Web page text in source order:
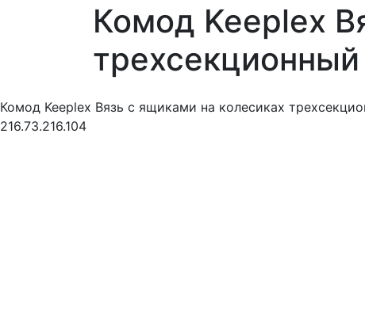
Комод Keeplex
Комод Keeplex Вязь с ящиками на колесиках
216.73.216.104